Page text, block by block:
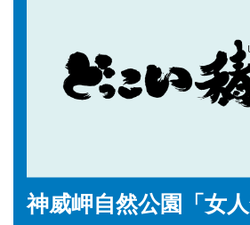
神威岬自然公園「女人